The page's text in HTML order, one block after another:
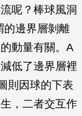
呢？棒球風洞
的邊界層剝離
動量有關。A
低了邊界層裡
則因球的下表
，二者交互作